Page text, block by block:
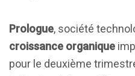
Prologue, société
croissance organique
pour le deuxième